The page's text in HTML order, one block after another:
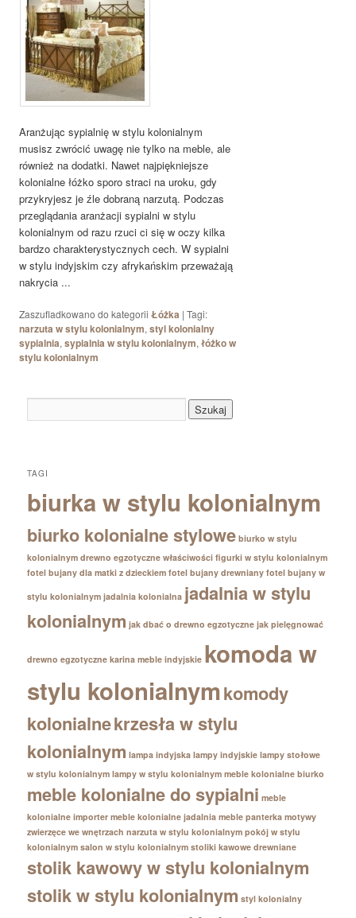
Aranżując sypialnię w stylu kolonialnym
musisz zwrócić uwagę nie tylko na meble, ale
również na dodatki. Nawet najpiękniejsze
kolonialne łóżko sporo straci na uroku, gdy
przykryjesz je źle dobraną narzutą. Podczas
przeglądania aranżacji sypialni w stylu
kolonialnym od razu rzuci ci się w oczy kilka
bardzo charakterystycznych cech. W sypialni
w stylu indyjskim czy afrykańskim przeważają
nakrycia ...
Zaszufladkowano do kategorii Łóżka |Tagi:
narzuta w stylu kolonialnym,styl kolonialny
sypialnia,sypialnia w stylu kolonialnym,łóżko w
stylu kolonialnym
TAGI
biurka w stylu kolonialnym
biurko kolonialne stylowe biurko w stylu
kolonialnym drewno egzotyczne właściwości figurki w stylu kolonialnym
fotel bujany dla matki z dzieckiem fotel bujany drewniany fotel bujany w
stylu kolonialnym jadalnia kolonialna jadalnia w stylu
kolonialnym jak dbać o drewno egzotyczne jak pielęgnować
drewno egzotyczne karina meble indyjskie komoda w
stylu kolonialnymkomody
kolonialnekrzesła w stylu
kolonialnym lampa indyjska lampy indyjskie lampy stołowe
w stylu kolonialnym lampy w stylu kolonialnym meble kolonialne biurko
meble kolonialne do sypialni meble
kolonialne importer meble kolonialne jadalnia meble panterka motywy
zwierzęce we wnętrzach narzuta w stylu kolonialnym pokój w stylu
kolonialnym salon w stylu kolonialnym stoliki kawowe drewniane
stolik kawowy w stylu kolonialnym
stolik w stylu kolonialnym styl kolonialny